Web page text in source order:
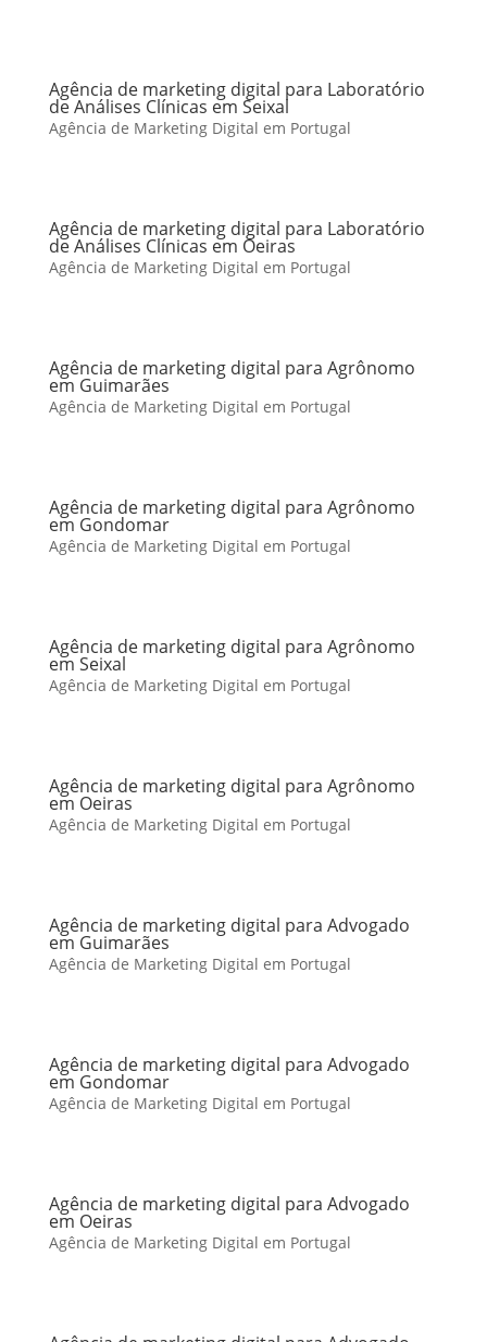
Agência de marketing digital para Laboratório
de Análises Clínicas em Seixal
Agência de Marketing Digital em Portugal
Agência de marketing digital para Laboratório
de Análises Clínicas em Oeiras
Agência de Marketing Digital em Portugal
Agência de marketing digital para Agrônomo
em Guimarães
Agência de Marketing Digital em Portugal
Agência de marketing digital para Agrônomo
em Gondomar
Agência de Marketing Digital em Portugal
Agência de marketing digital para Agrônomo
em Seixal
Agência de Marketing Digital em Portugal
Agência de marketing digital para Agrônomo
em Oeiras
Agência de Marketing Digital em Portugal
Agência de marketing digital para Advogado
em Guimarães
Agência de Marketing Digital em Portugal
Agência de marketing digital para Advogado
em Gondomar
Agência de Marketing Digital em Portugal
Agência de marketing digital para Advogado
em Oeiras
Agência de Marketing Digital em Portugal